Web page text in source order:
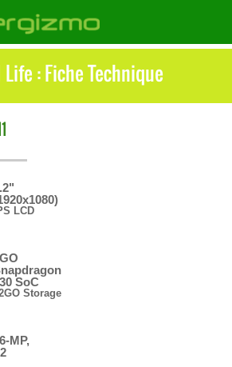
Life : Fiche Technique
LCD
SoC
Storage
MP,